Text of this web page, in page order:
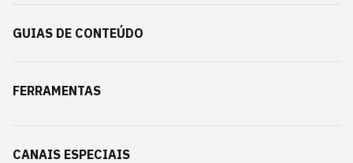
GUIAS DE CONTEÚDO
FERRAMENTAS
CANAIS ESPECIAIS